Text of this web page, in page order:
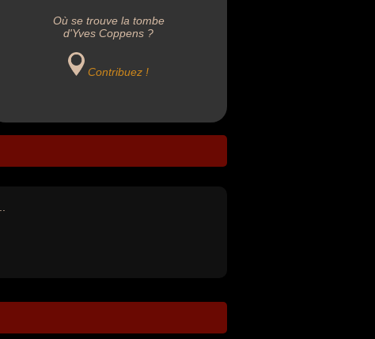
Où se trouve la tombe
d'Yves Coppens ?
Contribuez !